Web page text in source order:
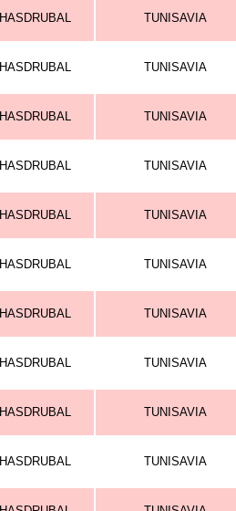
HASDRUBAL TUNISAVIA
HASDRUBAL TUNISAVIA
HASDRUBAL TUNISAVIA
HASDRUBAL TUNISAVIA
HASDRUBAL TUNISAVIA
HASDRUBAL TUNISAVIA
HASDRUBAL TUNISAVIA
HASDRUBAL TUNISAVIA
HASDRUBAL TUNISAVIA
HASDRUBAL TUNISAVIA